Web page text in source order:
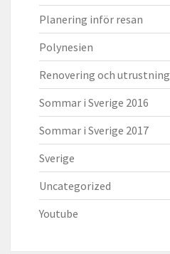
Planering inför resan
Polynesien
Renovering och utrustning
Sommar i Sverige 2016
Sommar i Sverige 2017
Sverige
Uncategorized
Youtube